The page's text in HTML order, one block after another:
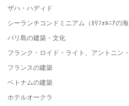
ザハ・ハディド
シーランチコンドミニアム（ｶﾘﾌｫﾙﾆｱの
バリ島の建築・文化
フランク・ロイド・ライト、アントニン
フランスの建築
ベトナムの建築
ホテルオークラ